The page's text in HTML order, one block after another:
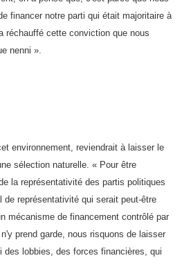
financer notre parti qui était majoritaire à
réchauffé cette conviction que nous
nenni ».
environnement, reviendrait à laisser le
sélection naturelle. « Pour être
la représentativité des partis politiques
représentativité qui serait peut-être
mécanisme de financement contrôlé par
prend garde, nous risquons de laisser
des lobbies, des forces financières, qui